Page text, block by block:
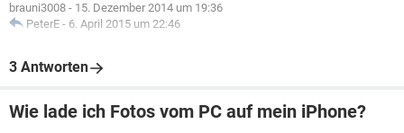
brauni3008 - 15. Dezember 2014 um 19:36
PeterE - 6. April 2015 um 22:46
3 Antworten
Wie lade ich Fotos vom PC auf mein iPhone?